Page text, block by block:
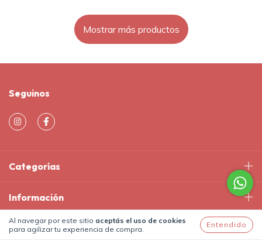
Al navegar por este sitio aceptás el uso de cookies
para agilizar tu experiencia de compra.
Entendido
Mostrar más productos
Seguinos
Categorías
Información
Contactános